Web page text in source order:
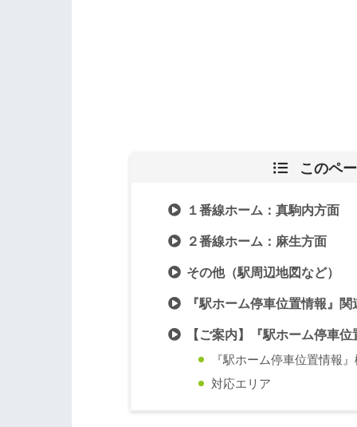
このペ
１番線ホーム：真駒内方面
２番線ホーム：麻生方面
その他（駅周辺地図など）
『駅ホーム停車位置情報』関
【ご案内】『駅ホーム停車
『駅ホーム停車位置情報
対応エリア